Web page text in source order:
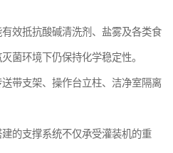
效抵抗酸碱清洗剂、盐雾及各类食
菌环境下仍保持化学稳定性。
带支架、操作台立柱、洁净室隔离
的支撑系统不仅承受灌装机的重